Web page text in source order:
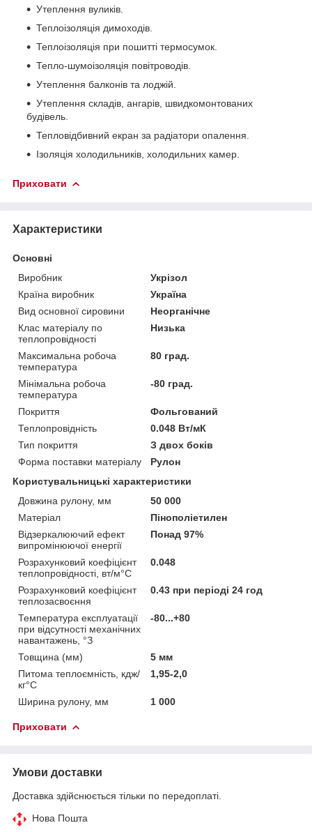
Утеплення вуликів.
Теплоізоляція димоходів.
Теплоізоляція при пошитті термосумок.
Тепло-шумоізоляція повітроводів.
Утеплення балконів та лоджій.
Утеплення складів, ангарів, швидкомонтованих
будівель.
Тепловідбивний екран за радіатори опалення.
Ізоляція холодильників, холодильних камер.
Приховати
Характеристики
Основні
Виробник
Укрізол
Країна виробник
Україна
Вид основної сировини
Неорганічне
Клас матеріалу по
теплопровідності
Низька
Максимальна робоча
температура
80 град.
Мінімальна робоча
температура
-80 град.
Покриття
Фольгований
Теплопровідність
0.048 Вт/мК
Тип покриття
З двох боків
Форма поставки матеріалу
Рулон
Користувальницькі характеристики
Довжина рулону, мм
50 000
Матеріал
Пінополіетилен
Відзеркалюючий ефект
випромінюючої енергії
Понад 97%
Розрахунковий коефіцієнт
теплопровідності, вт/м°С
0.048
Розрахунковий коефіцієнт
теплозасвоєння
0.43 при періоді 24 год
Температура експлуатації
при відсутності механічних
навантажень, °З
-80...+80
Товщина (мм)
5 мм
Питома теплоємність, кдж/
кг°С
1,95-2,0
Ширина рулону, мм 1 000
Приховати
Умови доставки
Доставка здійснюється тільки по передоплаті.
Нова Пошта